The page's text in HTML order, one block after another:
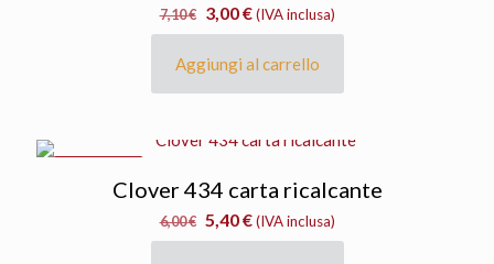
7,10€ Il
prezzo
originale
era:
3,00€Il
prezzo
attuale
(IVA inclusa)
Aggiungi al carrello
Clover 434 carta ricalcante
6,00€ Il
prezzo
5,40€Il
prezzo
(IVA inclusa)